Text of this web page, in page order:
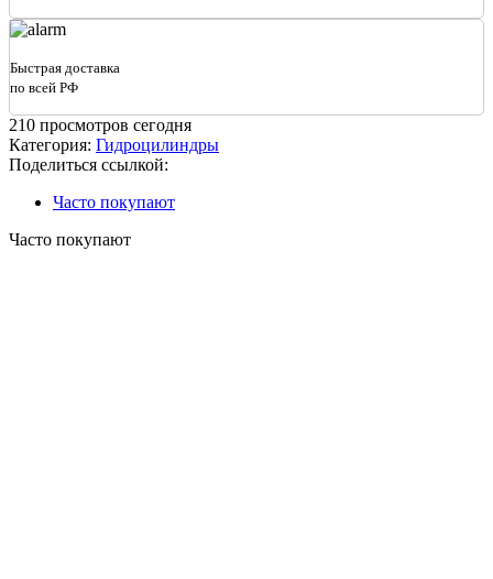
Быстрая доставка
по всей РФ
210 просмотров сегодня
Категория: Гидроцилиндры
Поделиться ссылкой:
Часто покупают
Часто покупают